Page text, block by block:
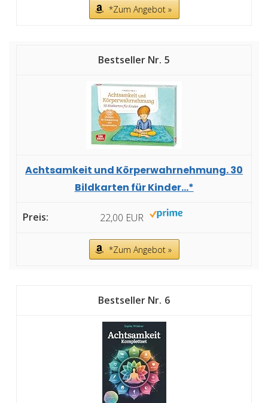
*Zum Angebot »
5
Achtsamkeit und Körperwahrnehmung. 30
Bildkarten für Kinder...*
22,00 EUR
*Zum Angebot »
6